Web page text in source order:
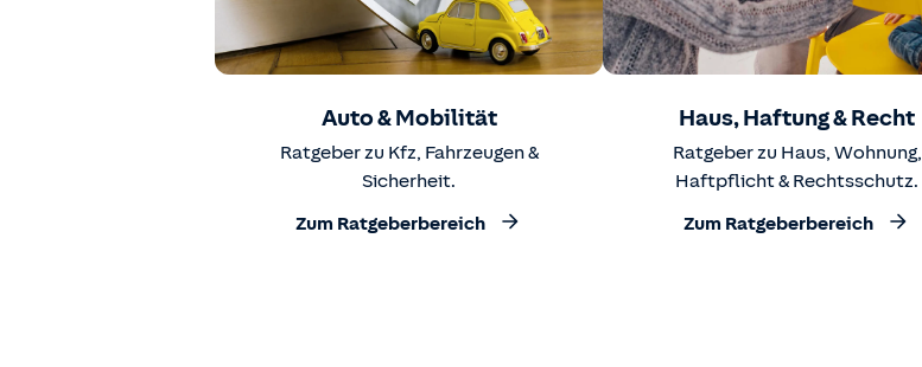
Auto & Mobilität
Ratgeber zu Kfz, Fahrzeugen &
Sicherheit.
Zum Ratgeberbereich
Haus, Haftung & Recht
Ratgeber zu Haus, Wohnung,
Haftpflicht & Rechtsschutz.
Zum Ratgeberbereich